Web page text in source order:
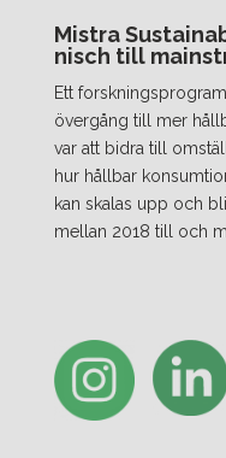
Mistra
nisch till
Ett
övergång till mer
var att bidra till
hur hållbar
kan skalas upp och
mellan 2018 till och